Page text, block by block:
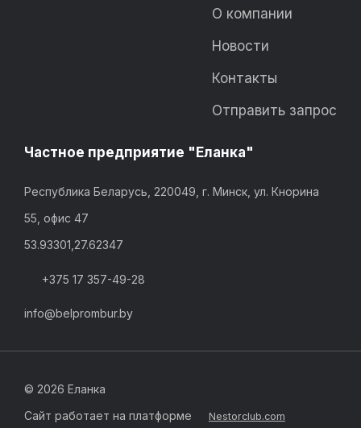
О компании
Новости
Контакты
Отправить запрос
Частное предприятие "Еланка"
Республика Беларусь, 220049, г. Минск, ул. Кнорина
55, офис 47
53.93301,27.62347
+375 17 357-49-28
info@belprombur.by
© 2026 Еланка
Сайт работает на платформе
Nestorclub.com